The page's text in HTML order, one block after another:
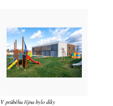
V průběhu října bylo díky